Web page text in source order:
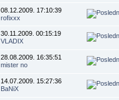
08.12.2009. 17:10:39
rofixxx
30.11.2009. 00:15:19
VLADIX
28.08.2009. 16:35:51
mister no
14.07.2009. 15:27:36
BaNiX